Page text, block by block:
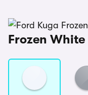
Frozen White